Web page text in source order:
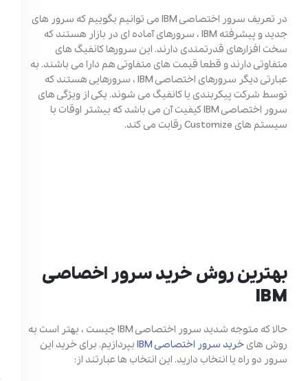
در تعریف سرور اختصاصی IBM می توانیم بگوییم که سرور های
جدید و پیشرفته IBM ، سرورهای آماده ای در بازار هستند که
سخت افزارهای قدرتمندی دارند. این سرورها کانفیگ های
متفاوتی دارند و قطعا قیمت های متفاوتی هم دارا می باشند. به
عبارتی دیگر سرورهای اختصاصی IBM ، سرورهایی هستند که
توسط شرکت پیکربندی یا کانفیگ می شوند. یکی از ویژگی های
سرور اختصاصی IBM کیفیت آن می باشد که بیشتر اوقات با
سیستم های Customize رقابت می کند.
بهترین روش خرید سرور اخصاصی
IBM
حالا که متوجه شدید سرور اختصاصی IBM چیست ، بهتر است به
روش های خرید سرور اختصاصی IBM
بپردازیم. برای خرید این
سرور دو راه یا انتخاب دارید. این انتخاب ها عبارتند از: